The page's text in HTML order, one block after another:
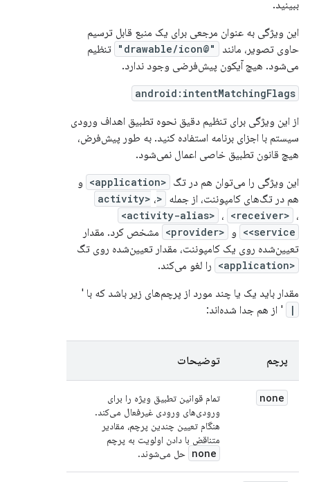
ببینید.
این ویژگی به عنوان مرجعی برای یک منبع قابل ترسیم
حاوی تصویر، مانند
"@drawable/icon"
تنظیم
می‌شود. هیچ آیکون پیش‌فرضی وجود ندارد.
android:intentMatchingFlags
از این ویژگی برای تنظیم دقیق نحوه تطبیق اهداف ورودی
سیستم با اجزای برنامه استفاده کنید. به طور پیش‌فرض،
هیچ قانون تطبیق خاصی اعمال نمی‌شود.
این ویژگی را می‌توان هم در تگ <application>
و
هم در تگ‌های کامپوننت، از جمله <activity>،
<activity-alias> ، <receiver> ،
<service> و <provider>
مشخص کرد. مقدار
تعیین‌شده روی یک کامپوننت، مقدار تعیین‌شده روی تگ
<application>
را لغو می‌کند.
مقدار باید یک یا چند مورد از پرچم‌های زیر باشد که با '
| ' از هم جدا شده‌اند:
پرچم توضیحات
none
تمام قوانین تطبیق ویژه را برای
ورودی‌های ورودی غیرفعال می‌کند.
هنگام تعیین چندین پرچم، مقادیر
متناقض با دادن اولویت به پرچم
none حل می‌شوند.